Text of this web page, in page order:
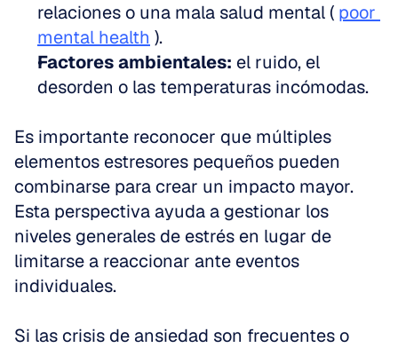
relaciones o una mala salud mental ( poor
mental health ).
Factores ambientales: el ruido, el
desorden o las temperaturas incómodas.
Es importante reconocer que múltiples
elementos estresores pequeños pueden
combinarse para crear un impacto mayor.
Esta perspectiva ayuda a gestionar los
niveles generales de estrés en lugar de
limitarse a reaccionar ante eventos
individuales.
Si las crisis de ansiedad son frecuentes o